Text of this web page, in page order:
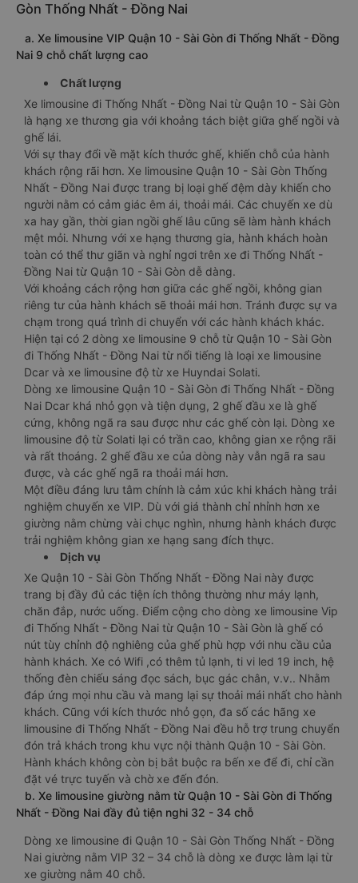
Gòn Thống Nhất - Đồng Nai
a. Xe limousine VIP Quận 10 - Sài Gòn đi Thống Nhất - Đồng
Nai 9 chỗ chất lượng cao
Chất lượng
Xe limousine đi Thống Nhất - Đồng Nai từ Quận 10 - Sài Gòn
là hạng xe thương gia với khoảng tách biệt giữa ghế ngồi và
ghế lái.
Với sự thay đổi về mặt kích thước ghế, khiến chỗ của hành
khách rộng rãi hơn. Xe limousine Quận 10 - Sài Gòn Thống
Nhất - Đồng Nai được trang bị loại ghế đệm dày khiến cho
người nằm có cảm giác êm ái, thoải mái. Các chuyến xe dù
xa hay gần, thời gian ngồi ghế lâu cũng sẽ làm hành khách
mệt mỏi. Nhưng với xe hạng thương gia, hành khách hoàn
toàn có thể thư giãn và nghỉ ngơi trên xe đi Thống Nhất -
Đồng Nai từ Quận 10 - Sài Gòn dễ dàng.
Với khoảng cách rộng hơn giữa các ghế ngồi, không gian
riêng tư của hành khách sẽ thoải mái hơn. Tránh được sự va
chạm trong quá trình di chuyển với các hành khách khác.
Hiện tại có 2 dòng xe limousine 9 chỗ từ Quận 10 - Sài Gòn
đi Thống Nhất - Đồng Nai từ nổi tiếng là loại xe limousine
Dcar và xe limousine độ từ xe Huyndai Solati.
Dòng xe limousine Quận 10 - Sài Gòn đi Thống Nhất - Đồng
Nai Dcar khá nhỏ gọn và tiện dụng, 2 ghế đầu xe là ghế
cứng, không ngã ra sau được như các ghế còn lại. Dòng xe
limousine độ từ Solati lại có trần cao, không gian xe rộng rãi
và rất thoáng. 2 ghế đầu xe của dòng này vẫn ngã ra sau
được, và các ghế ngã ra thoải mái hơn.
Một điều đáng lưu tâm chính là cảm xúc khi khách hàng trải
nghiệm chuyến xe VIP. Dù với giá thành chỉ nhỉnh hơn xe
giường nằm chừng vài chục nghìn, nhưng hành khách được
trải nghiệm không gian xe hạng sang đích thực.
Dịch vụ
Xe Quận 10 - Sài Gòn Thống Nhất - Đồng Nai này được
trang bị đầy đủ các tiện ích thông thường như máy lạnh,
chăn đắp, nước uống. Điểm cộng cho dòng xe limousine Vip
đi Thống Nhất - Đồng Nai từ Quận 10 - Sài Gòn là ghế có
nút tùy chỉnh độ nghiêng của ghế phù hợp với nhu cầu của
hành khách. Xe có Wifi ,có thêm tủ lạnh, ti vi led 19 inch, hệ
thống đèn chiếu sáng đọc sách, bục gác chân, v.v.. Nhằm
đáp ứng mọi nhu cầu và mang lại sự thoải mái nhất cho hành
khách. Cũng với kích thước nhỏ gọn, đa số các hãng xe
limousine đi Thống Nhất - Đồng Nai đều hỗ trợ trung chuyển
đón trả khách trong khu vực nội thành Quận 10 - Sài Gòn.
Hành khách không còn bị bắt buộc ra bến xe để đi, chỉ cần
đặt vé trực tuyến và chờ xe đến đón.
b. Xe limousine giường nằm từ Quận 10 - Sài Gòn đi Thống
Nhất - Đồng Nai đầy đủ tiện nghi 32 - 34 chỗ
Dòng xe limousine đi Quận 10 - Sài Gòn Thống Nhất - Đồng
Nai giường nằm VIP 32 – 34 chỗ là dòng xe được làm lại từ
xe giường nằm 40 chỗ.